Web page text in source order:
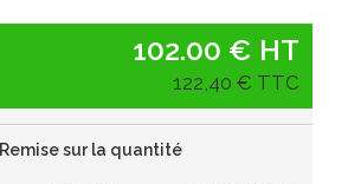
102.00 € HT
122,40 € TTC
Remise sur la quantité